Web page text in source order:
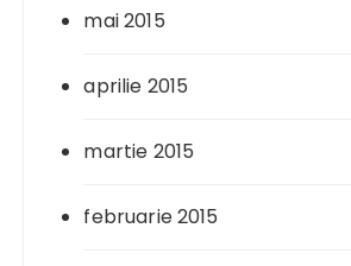
mai 2015
aprilie 2015
martie 2015
februarie 2015